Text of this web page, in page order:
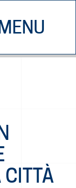
CHI SIAMO